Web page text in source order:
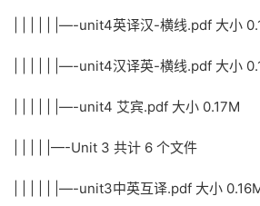
| | | | | |—-unit4英译汉-横线.pdf 大小
| | | | | |—-unit4汉译英-横线.pdf 大小
| | | | | |—-unit4 艾宾.pdf 大小 0.17M
| | | | |—-Unit 3 共计 6 个文件
| | | | | |—-unit3中英互译.pdf 大小